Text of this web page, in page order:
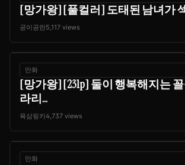
[망가왕] [풀컬러] 도태된 남녀가
공이공란5,117 views
만화
[망가왕] [231p] 둘이 행복해지는
라리...
육삼핑키4,737 views
만화